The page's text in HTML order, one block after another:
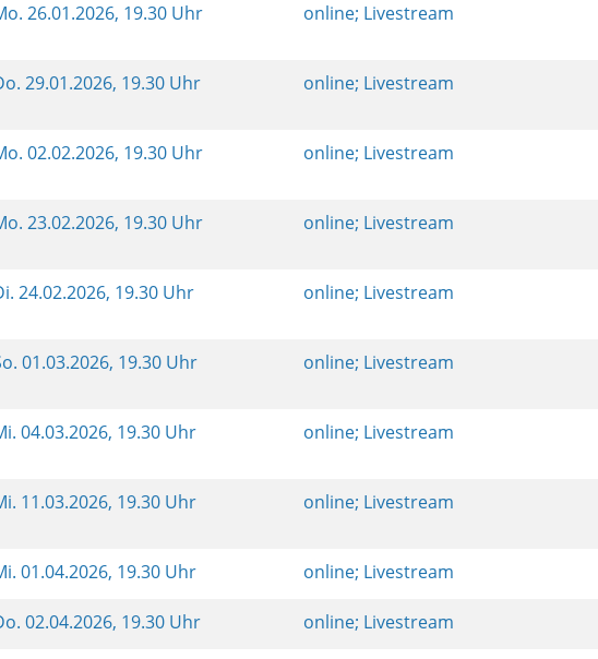
26.01.2026, 19.30 Uhr online; Livestream
29.01.2026, 19.30 Uhr online; Livestream
02.02.2026, 19.30 Uhr online; Livestream
23.02.2026, 19.30 Uhr online; Livestream
24.02.2026, 19.30 Uhr online; Livestream
01.03.2026, 19.30 Uhr online; Livestream
04.03.2026, 19.30 Uhr online; Livestream
11.03.2026, 19.30 Uhr online; Livestream
01.04.2026, 19.30 Uhr online; Livestream
02.04.2026, 19.30 Uhr online; Livestream